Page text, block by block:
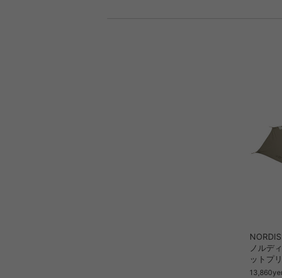
ノルデ
ットプ
13,860yen